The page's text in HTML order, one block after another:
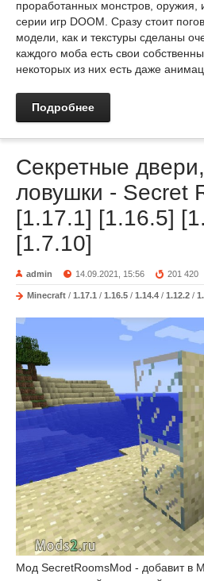
проработанных монстров, оружия,
серии игр DOOM. Сразу стоит
модели, как и текстуры сделаны
каждого моба есть свои
некоторых из них есть даже
Подробнее
Секретные
ловушки - Secret
[1.17.1] [1.16.5]
[1.7.10]
admin 14.09.2021, 15:56 201 420
Minecraft / 1.17.1 / 1.16.5 / 1.14.4 / 1.12.2 /
Мод SecretRoomsMod - добавит в